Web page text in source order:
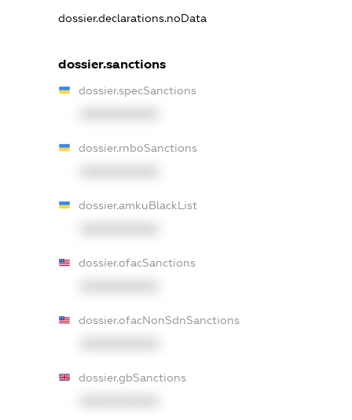
dossier.declarations.noData
dossier.sanctions
dossier.specSanctions
dossier.rnboSanctions
dossier.amkuBlackList
dossier.ofacSanctions
dossier.ofacNonSdnSanctions
dossier.gbSanctions